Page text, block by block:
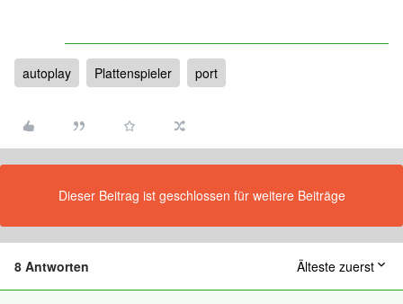
autoplay Plattenspieler port
Dieser Beitrag ist geschlossen für weitere Beiträge
8 Antworten Älteste zuerst